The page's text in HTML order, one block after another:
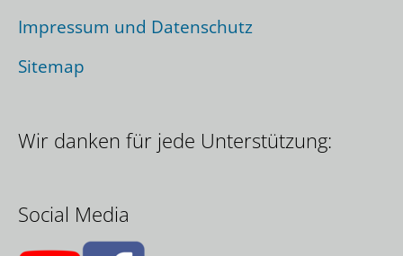
Wir danken für jede Unterstützung:
Social Media
Impressum und Datenschutz
Sitemap